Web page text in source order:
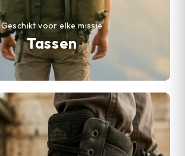
Tassen
Geschikt voor elke missie